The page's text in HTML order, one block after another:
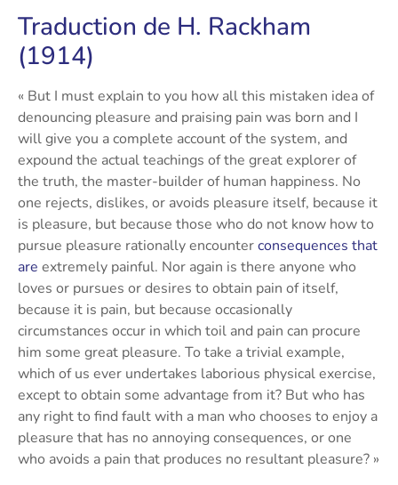
Traduction de H. Rackham
(1914)
« But I must explain to you how all this mistaken idea of
denouncing pleasure and praising pain was born and I
will give you a complete account of the system, and
expound the actual teachings of the great explorer of
the truth, the master-builder of human happiness. No
one rejects, dislikes, or avoids pleasure itself, because it
is pleasure, but because those who do not know how to
pursue pleasure rationally encounterconsequences that
are extremely painful. Nor again is there anyone who
loves or pursues or desires to obtain pain of itself,
because it is pain, but because occasionally
circumstances occur in which toil and pain can procure
him some great pleasure. To take a trivial example,
which of us ever undertakes laborious physical exercise,
except to obtain some advantage from it? But who has
any right to find fault with a man who chooses to enjoy a
pleasure that has no annoying consequences, or one
who avoids a pain that produces no resultant pleasure? »